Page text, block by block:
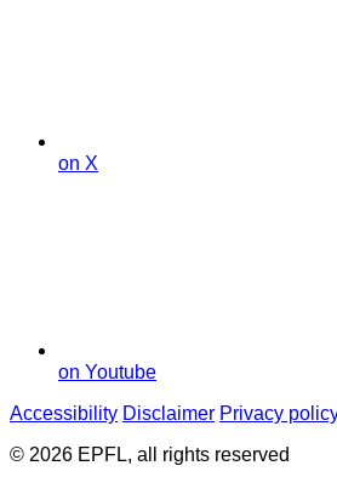
on X
on Youtube
Accessibility Disclaimer Privacy
© 2026 EPFL, all rights reserved